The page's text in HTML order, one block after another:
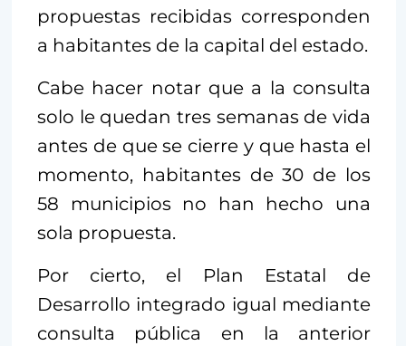
propuestas recibidas corresponden
a habitantes de la capital del estado.
Cabe hacer notar que a la consulta
solo le quedan tres semanas de vida
antes de que se cierre y que hasta el
momento, habitantes de 30 de los
58 municipios no han hecho una
sola propuesta.
Por cierto, el Plan Estatal de
Desarrollo integrado igual mediante
consulta pública en la anterior